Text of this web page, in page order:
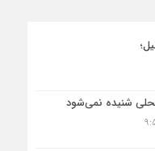
شنیده نمی‌شود